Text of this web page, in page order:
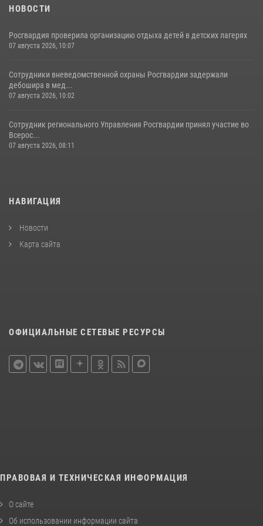
НОВОСТИ
Росгвардия проверила организацию отдыха детей в детских лагерях
07 августа 2026, 10:07
Сотрудники вневедомственной охраны Росгвардии задержали
дебошира в мед...
07 августа 2026, 10:02
Сотрудник регионального Управления Росгвардии принял участие во
Всерос...
07 августа 2026, 08:11
НАВИГАЦИЯ
Новости
Карта сайта
ОФИЦИАЛЬНЫЕ СЕТЕВЫЕ РЕСУРСЫ
ПРАВОВАЯ И ТЕХНИЧЕСКАЯ ИНФОРМАЦИЯ
О сайте
Об использовании информации сайта